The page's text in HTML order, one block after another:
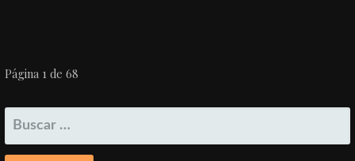
NAVEGACIÓN
POR
ENTRADA
Página 1 de 68
BUSCAR: